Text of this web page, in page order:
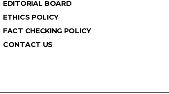
EDITORIAL BOARD
ETHICS POLICY
FACT CHECKING POLICY
CONTACT US